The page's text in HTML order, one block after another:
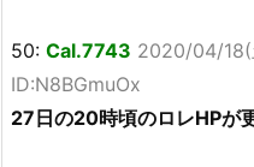
50: Cal.7743 2020/04/
ID:N8BGmuOx
27日の20時頃のロレHPが